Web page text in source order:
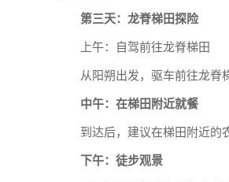
第三天：龙脊梯田探险
上午：自驾前往龙脊梯田
从阳朔出发，驱车前往龙脊
中午：在梯田附近就餐
到达后，建议在梯田附近的
下午：徒步观景